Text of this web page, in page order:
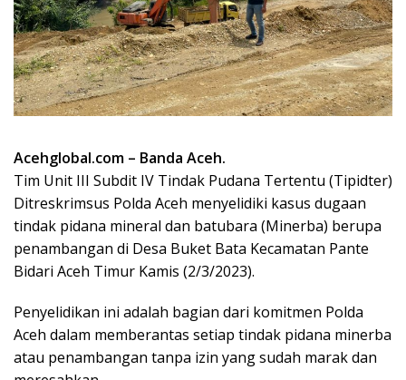
Acehglobal.com – Banda Aceh.
Tim Unit III Subdit IV Tindak Pudana Tertentu (Tipidter)
Ditreskrimsus Polda Aceh menyelidiki kasus dugaan
tindak pidana mineral dan batubara (Minerba) berupa
penambangan di Desa Buket Bata Kecamatan Pante
Bidari Aceh Timur Kamis (2/3/2023).
Penyelidikan ini adalah bagian dari komitmen Polda
Aceh dalam memberantas setiap tindak pidana minerba
atau penambangan tanpa izin yang sudah marak dan